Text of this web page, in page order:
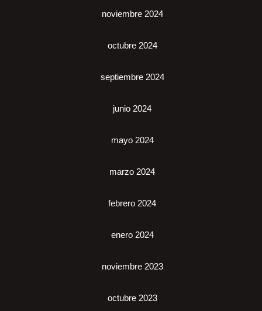
noviembre 2024
octubre 2024
septiembre 2024
junio 2024
mayo 2024
marzo 2024
febrero 2024
enero 2024
noviembre 2023
octubre 2023